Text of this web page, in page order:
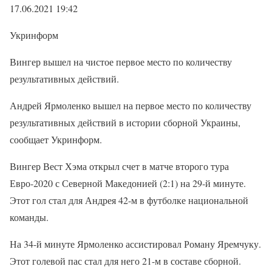
17.06.2021 19:42
Укринформ
Вингер вышел на чистое первое место по количеству
результативных действий.
Андрей Ярмоленко вышел на первое место по количеству
результативных действий в истории сборной Украины,
сообщает Укринформ.
Вингер Вест Хэма открыл счет в матче второго тура
Евро-2020 с Северной Македонией (2:1) на 29-й минуте.
Этот гол стал для Андрея 42-м в футболке национальной
команды.
На 34-й минуте Ярмоленко ассистировал Роману Яремчуку.
Этот голевой пас стал для него 21-м в составе сборной.